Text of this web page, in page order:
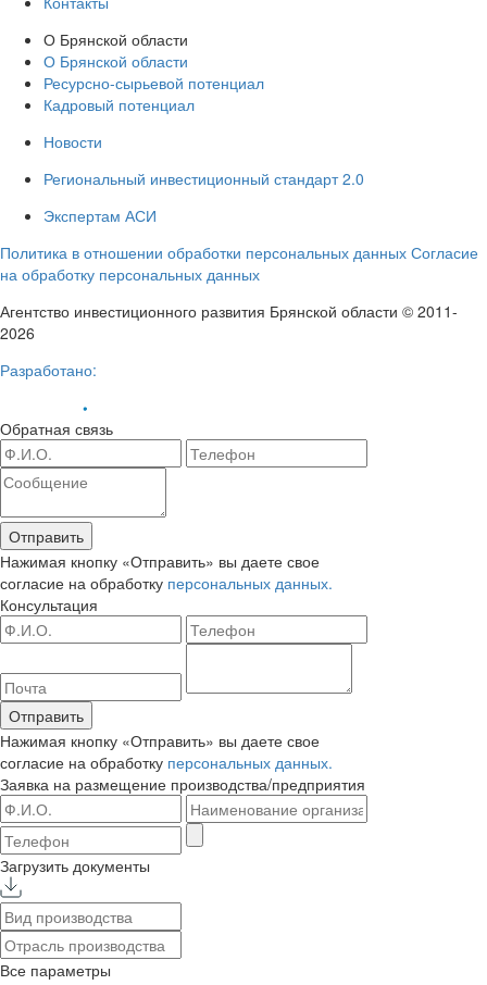
О Брянской области
О Брянской области
Ресурсно-сырьевой потенциал
Кадровый потенциал
Новости
Региональный инвестиционный стандарт 2.0
Экспертам АСИ
Политика в отношении обработки персональных данных Согласие
на обработку персональных данных
Агентство инвестиционного развития Брянской области © 2011-
2026
Разработано:
Обратная связь
Отправить
Нажимая кнопку «Отправить» вы даете свое
согласие на обработку персональных данных.
Консультация
Отправить
Нажимая кнопку «Отправить» вы даете свое
согласие на обработку персональных данных.
Заявка на размещение производства/предприятия
Загрузить документы
Все параметры